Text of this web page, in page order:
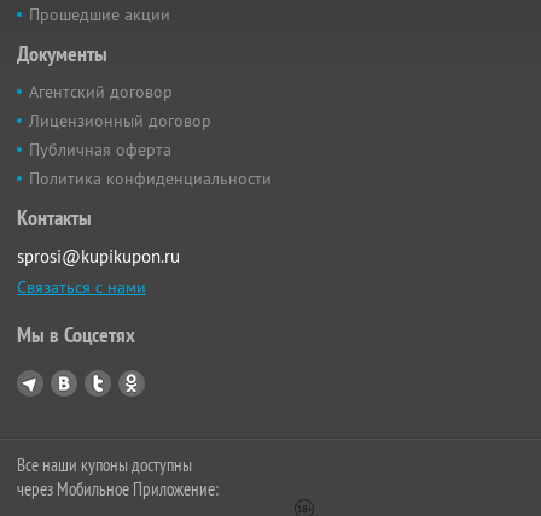
Прошедшие акции
Документы
Агентский договор
Лицензионный договор
Публичная оферта
Политика конфиденциальности
Контакты
sprosi@kupikupon.ru
Связаться с нами
Мы в Соцсетях
Все наши купоны доступны
через Мобильное Приложение: